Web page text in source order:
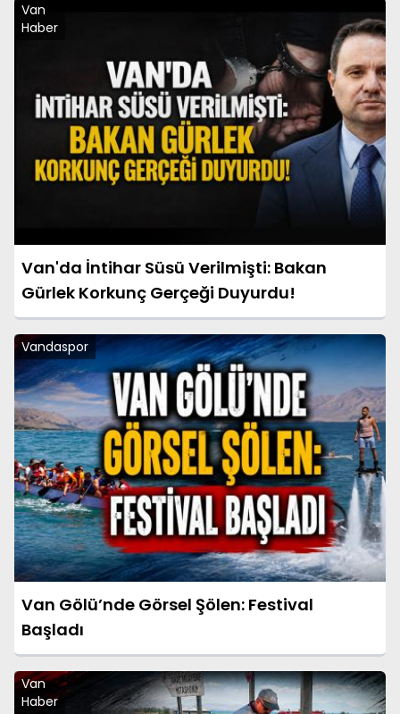
Van
Haber
Van'da İntihar Süsü Verilmişti: Bakan
Gürlek Korkunç Gerçeği Duyurdu!
Vandaspor
Van Gölü’nde Görsel Şölen: Festival
Başladı
Van
Haber